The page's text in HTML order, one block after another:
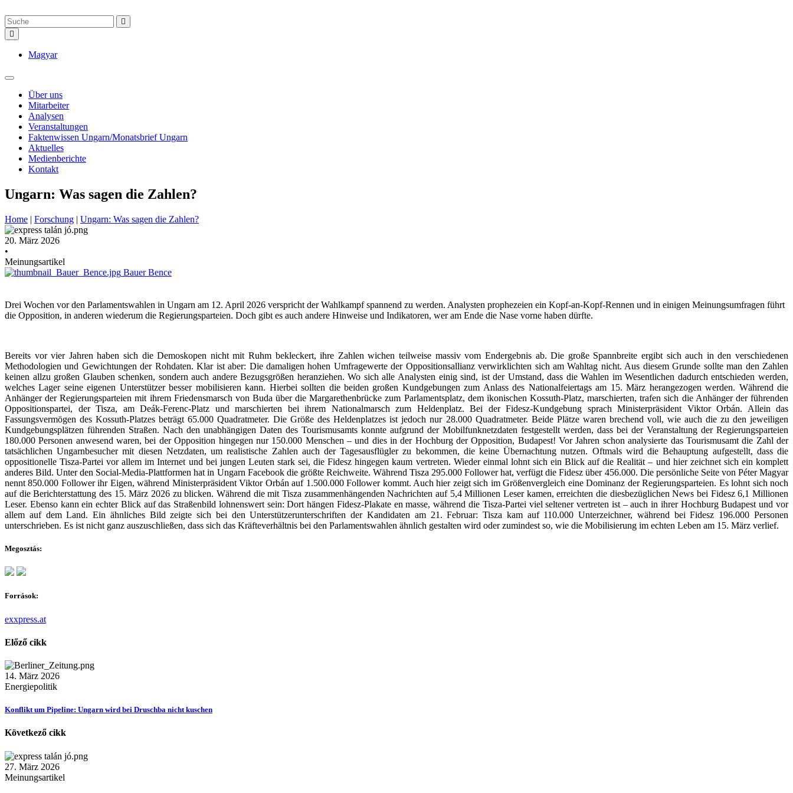
Magyar
Über uns
Mitarbeiter
Analysen
Veranstaltungen
Faktenwissen Ungarn/Monatsbrief Ungarn
Aktuelles
Medienberichte
Kontakt
Ungarn: Was sagen die Zahlen?
Home | Forschung | Ungarn: Was sagen die Zahlen?
20. März 2026
•
Meinungsartikel
Bauer Bence
Drei Wochen vor den Parlamentswahlen in Ungarn am 12. April 2026 verspricht der Wahlkampf spannend zu werden. Analysten prophezeien ein Kopf-an-Kopf-Rennen und in einigen Meinungsumfragen führt
die Opposition, in anderen wiederum die Regierungsparteien. Doch gibt es auch andere Hinweise und Indikatoren, wer am Ende die Nase vorne haben dürfte.
Bereits vor vier Jahren haben sich die Demoskopen nicht mit Ruhm bekleckert, ihre Zahlen wichen teilweise massiv vom Endergebnis ab. Die große Spannbreite ergibt sich auch in den verschiedenen
Methodologien und Gewichtungen der Rohdaten. Klar ist aber: Die damaligen hohen Umfragewerte der Oppositionsallianz verwirklichten sich am Wahltag nicht. Aus diesem Grunde sollte man den Zahlen
keinen allzu großen Glauben schenken, sondern auch andere Bezugsgrößen heranziehen. Wo sich alle Analysten einig sind, ist der Umstand, dass die Wahlen im Wesentlichen dadurch entschieden werden,
welches Lager seine eigenen Unterstützer besser mobilisieren kann. Hierbei sollten die beiden großen Kundgebungen zum Anlass des Nationalfeiertags am 15. März herangezogen werden. Während die
Anhänger der Regierungsparteien mit ihrem Friedensmarsch von Buda über die Margarethenbrücke zum Parlamentsplatz, dem ikonischen Kossuth-Platz, marschierten, trafen sich die Anhänger der führenden
Oppositionspartei, der Tisza, am Deák-Ferenc-Platz und marschierten bei ihrem Nationalmarsch zum Heldenplatz. Bei der Fidesz-Kundgebung sprach Ministerpräsident Viktor Orbán. Allein das
Fassungsvermögen des Kossuth-Platzes beträgt 65.000 Quadratmeter. Die Größe des Heldenplatzes ist jedoch nur 28.000 Quadratmeter. Beide Plätze waren brechend voll, wie auch die zu den jeweiligen
Kundgebungsplätzen führenden Straßen. Nach den unabhängigen Daten des Tourismusamts konnte aufgrund der Mobilfunknetzdaten festgestellt werden, dass bei der Veranstaltung der Regierungsparteien
180.000 Personen anwesend waren, bei der Opposition hingegen nur 150.000 Menschen – und dies in der Hochburg der Opposition, Budapest! Vor Jahren schon analysierte das Tourismusamt die Zahl der
tatsächlichen Ungarnbesucher mit diesen Netzdaten, um realistische Zahlen auch der Tagesausflügler zu bekommen, die keine Übernachtung nutzen. Oftmals wird die Behauptung aufgestellt, dass die
oppositionelle Tisza-Partei vor allem im Internet und bei jungen Leuten stark sei, die Fidesz hingegen kaum vertreten. Wieder einmal lohnt sich ein Blick auf die Realität – und hier zeichnet sich ein komplett
anderes Bild. Unter den Social-Media-Plattformen hat in Ungarn Facebook die größte Reichweite. Während Tisza 295.000 Follower hat, verfügt die Fidesz über 456.000. Die persönliche Seite von Péter Magyar
nennt 850.000 Follower ihr Eigen, während Ministerpräsident Viktor Orbán auf 1.500.000 Follower kommt. Auch hier zeigt sich im Größenvergleich eine Dominanz der Regierungsparteien. Es lohnt sich noch
auf die Berichterstattung des 15. März 2026 zu blicken. Während die mit Tisza zusammenhängenden Nachrichten auf 5,4 Millionen Leser kamen, erreichten die diesbezüglichen News bei Fidesz 6,1 Millionen
Leser. Ebenso kann ein echter Blick auf das Straßenbild lohnenswert sein: Dort hängen Fidesz-Plakate en masse, während die Tisza-Partei viel seltener vertreten ist – auch in ihrer Hochburg Budapest und vor
allem auf dem Land. Ein ähnliches Bild zeigte sich bei den Unterstützerunterschriften der Kandidaten am 21. Februar: Tisza kam auf 110.000 Unterzeichner, während bei Fidesz 196.000 Personen
unterschrieben. Es ist nicht ganz auszuschließen, dass sich das Kräfteverhältnis bei den Parlamentswahlen ähnlich gestalten wird oder zumindest so, wie die Mobilisierung im echten Leben am 15. März verlief.
Megosztás:
Források:
exxpress.at
Előző cikk
14. März 2026
Energiepolitik
Konflikt um Pipeline: Ungarn wird bei Druschba nicht kuschen
Következő cikk
27. März 2026
Meinungsartikel